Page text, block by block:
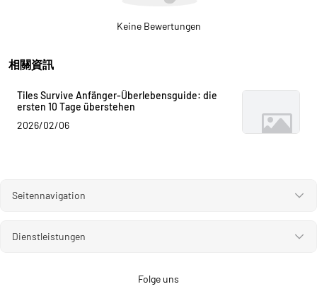
Keine Bewertungen
相關資訊
Tiles Survive Anfänger-Überlebensguide: die
ersten 10 Tage überstehen
2026/02/06
Seitennavigation
Dienstleistungen
Folge uns